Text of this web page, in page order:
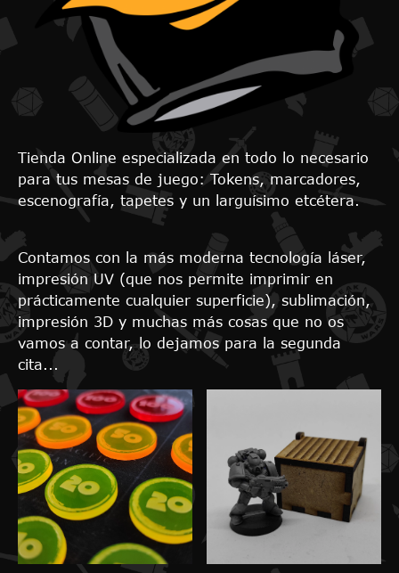
Tienda Online especializada en todo lo necesario
para tus mesas de juego: Tokens, marcadores,
escenografía, tapetes y un larguísimo etcétera.
Contamos con la más moderna tecnología láser,
impresión UV (que nos permite imprimir en
prácticamente cualquier superficie), sublimación,
impresión 3D y muchas más cosas que no os
vamos a contar, lo dejamos para la segunda
cita...